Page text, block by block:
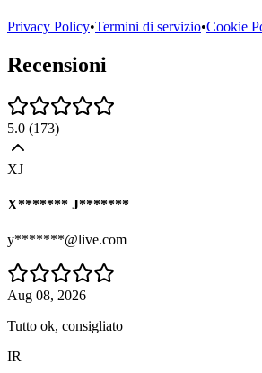
Privacy Policy•Termini di servizio•Cookie
Recensioni
5.0 (173)
XJ
X******* J*******
y*******@live.com
Aug 08, 2026
Tutto ok, consigliato
IR